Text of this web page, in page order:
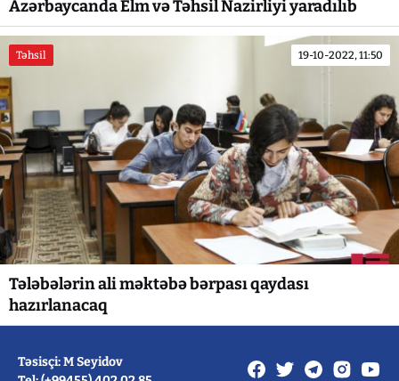
Azərbaycanda Elm və Təhsil Nazirliyi yaradılıb
Təhsil 19-10-2022, 11:50
Tələbələrin ali məktəbə bərpası qaydası
hazırlanacaq
Təsisçi: M Seyidov